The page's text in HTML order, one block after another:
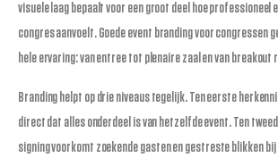
visuele laag bepaalt voor een groot deel hoe professioneel
congres aanvoelt. Goede event branding voor congressen
hele ervaring: van entree tot plenaire zaal en van
Branding helpt op drie niveaus tegelijk. Ten eerste
direct dat alles onderdeel is van hetzelfde event. Ten
signing voorkomt zoekende gasten en gestreste blikken bij